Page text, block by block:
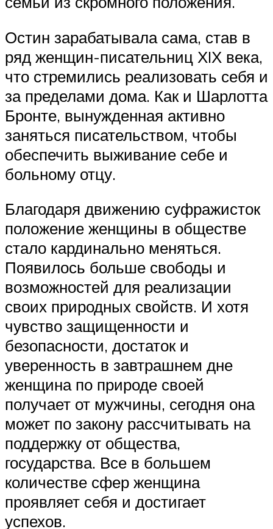
Остин зарабатывала сама, став в
ряд женщин-писательниц ХIХ века,
что стремились реализовать себя и
за пределами дома. Как и Шарлотта
Бронте, вынужденная активно
заняться писательством, чтобы
обеспечить выживание себе и
больному отцу.
Благодаря движению суфражисток
положение женщины в обществе
стало кардинально меняться.
Появилось больше свободы и
возможностей для реализации
своих природных свойств. И хотя
чувство защищенности и
безопасности, достаток и
уверенность в завтрашнем дне
женщина по природе своей
получает от мужчины, сегодня она
может по закону рассчитывать на
поддержку от общества,
государства. Все в большем
количестве сфер женщина
проявляет себя и достигает
успехов.